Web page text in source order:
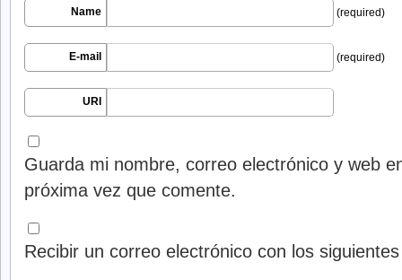
Name (required)
E-mail (required)
URI
Guarda mi nombre, correo electrónico y web
próxima vez que comente.
Recibir un correo electrónico con los